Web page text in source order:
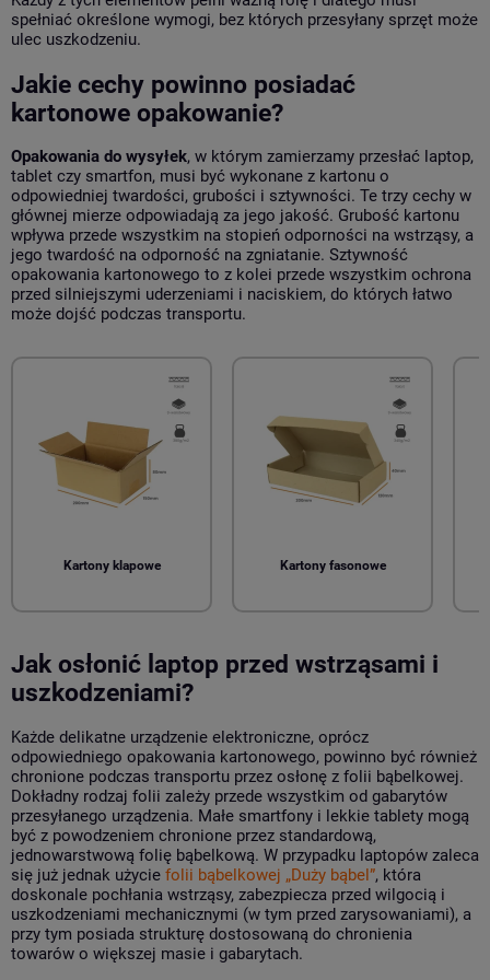
spełniać określone wymogi, bez których przesyłany sprzęt może
ulec uszkodzeniu.
Jakie cechy powinno posiadać
kartonowe opakowanie?
Opakowania do wysyłek, w którym zamierzamy przesłać laptop,
tablet czy smartfon, musi być wykonane z kartonu o
odpowiedniej twardości, grubości i sztywności. Te trzy cechy w
głównej mierze odpowiadają za jego jakość. Grubość kartonu
wpływa przede wszystkim na stopień odporności na wstrząsy, a
jego twardość na odporność na zgniatanie. Sztywność
opakowania kartonowego to z kolei przede wszystkim ochrona
przed silniejszymi uderzeniami i naciskiem, do których łatwo
może dojść podczas transportu.
Kartony klapowe Kartony fasonowe
Jak osłonić laptop przed wstrząsami i
uszkodzeniami?
Każde delikatne urządzenie elektroniczne, oprócz
odpowiedniego opakowania kartonowego, powinno być również
chronione podczas transportu przez osłonę z folii bąbelkowej.
Dokładny rodzaj folii zależy przede wszystkim od gabarytów
przesyłanego urządzenia. Małe smartfony i lekkie tablety mogą
być z powodzeniem chronione przez standardową,
jednowarstwową folię bąbelkową. W przypadku laptopów zaleca
się już jednak użycie folii bąbelkowej „Duży bąbel”, która
doskonale pochłania wstrząsy, zabezpiecza przed wilgocią i
uszkodzeniami mechanicznymi (w tym przed zarysowaniami), a
przy tym posiada strukturę dostosowaną do chronienia
towarów o większej masie i gabarytach.